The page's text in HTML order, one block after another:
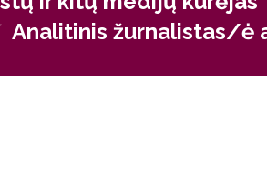
Analitinis žurnalistas/ė